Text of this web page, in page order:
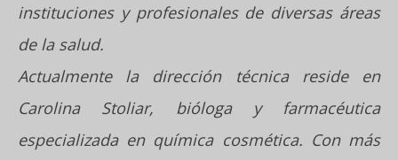
instituciones y profesionales de diversas áreas
de la salud.
Actualmente la dirección técnica reside en
Carolina Stoliar, bióloga y farmacéutica
especializada en química cosmética. Con más